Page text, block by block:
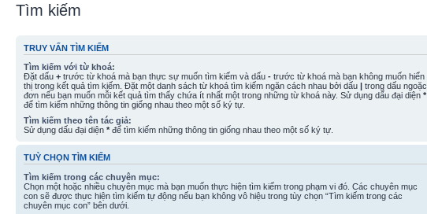
Tìm kiếm
TRUY VẤN TÌM KIẾM
Tìm kiếm với từ khoá:
Đặt dấu + trước từ khoá mà bạn thực sự muốn tìm kiếm và dấu - trước từ khoá mà bạn không muốn hiển
thị trong kết quả tìm kiếm. Đặt một danh sách từ khoá tìm kiếm ngăn cách nhau bởi dấu | trong dấu ngoặc
đơn nếu bạn muốn mỗi kết quả tìm thấy chứa ít nhất một trong những từ khoá này. Sử dụng dấu đại diện *
để tìm kiếm những thông tin giống nhau theo một số ký tự.
Tìm kiếm theo tên tác giả:
Sử dụng dấu đại diện * để tìm kiếm những thông tin giống nhau theo một số ký tự.
TUỲ CHỌN TÌM KIẾM
Tìm kiếm trong các chuyên mục:
Chọn một hoặc nhiều chuyên mục mà bạn muốn thực hiện tìm kiếm trong phạm vi đó. Các chuyên mục
con sẽ được thực hiện tìm kiếm tự động nếu bạn không vô hiệu trong tùy chọn “Tìm kiếm trong các
chuyên mục con” bên dưới.